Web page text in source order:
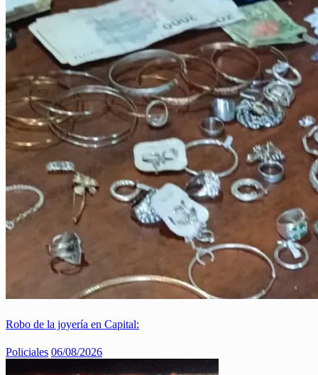
Robo de la joyería en Capital:
Policiales 06/08/2026